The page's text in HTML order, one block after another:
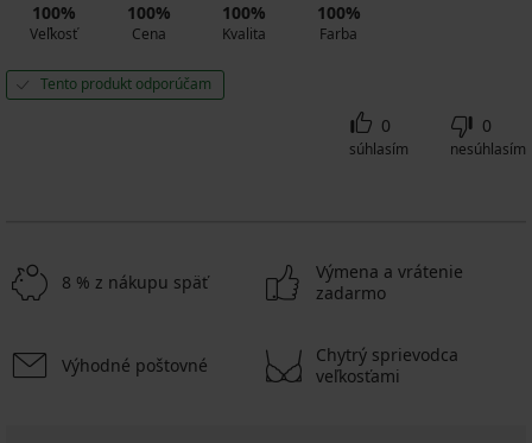
100%
Veľkosť
100%
Cena
100%
Kvalita
100%
Farba
Tento produkt odporúčam
0
súhlasím
0
nesúhlasím
8 % z nákupu späť
Výmena a vrátenie
zadarmo
Výhodné poštovné
Chytrý sprievodca
veľkosťami